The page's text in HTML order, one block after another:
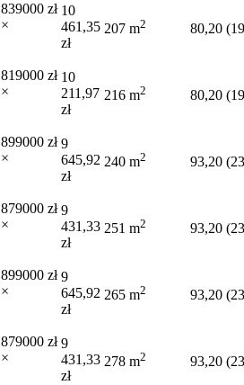
839000 zł
×
10
461,35
zł
207 m2 80,20
819000 zł
×
10
211,97
zł
216 m2 80,20
899000 zł
×
9
645,92
zł
240 m2 93,20
879000 zł
×
9
431,33
zł
251 m2 93,20
899000 zł
×
9
645,92
zł
265 m2 93,20
879000 zł
×
9
431,33
zł
278 m2 93,20